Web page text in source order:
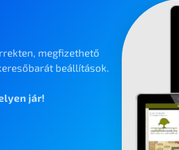
megfizethető
beállítások.
jár!